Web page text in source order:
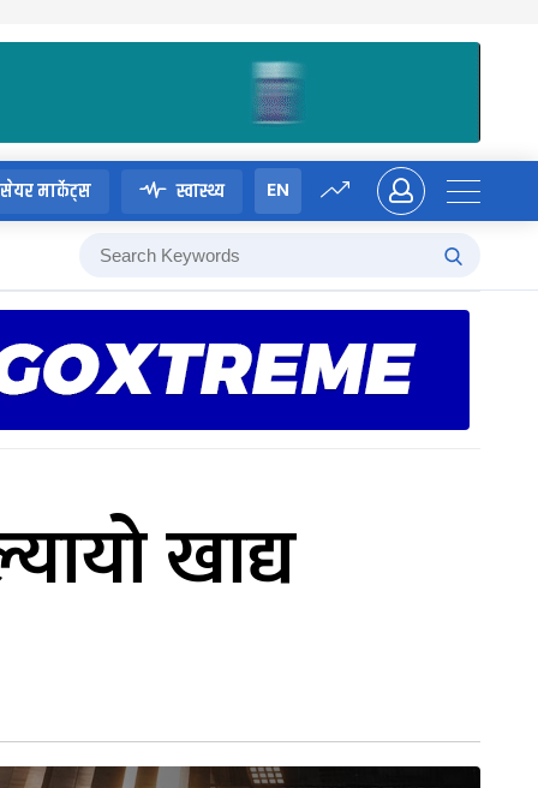
सेयर मार्केट्स स्वास्थ्य EN
खाद्य